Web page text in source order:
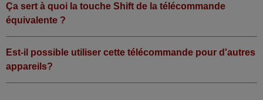
Ça sert à quoi la touche Shift de la télécommande
équivalente ?
Est-il possible utiliser cette télécommande pour d'autres
appareils?